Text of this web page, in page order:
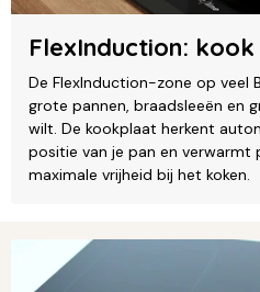
FlexInduction:
De FlexInduction-zone op veel
grote pannen, braadsleeën en
wilt. De kookplaat herkent
positie van je pan en verwarmt
maximale vrijheid bij het koken.